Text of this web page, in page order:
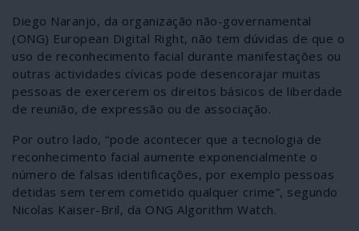
Diego Naranjo, da organização não-governamental
(ONG) European Digital Right, não tem dúvidas de que o
uso de reconhecimento facial durante manifestações ou
outras actividades cívicas pode desencorajar muitas
pessoas de exercerem os direitos básicos de liberdade
de reunião, de expressão ou de associação.
Por outro lado, “pode acontecer que a tecnologia de
reconhecimento facial aumente exponencialmente o
número de falsas identificações, por exemplo pessoas
detidas sem terem cometido qualquer crime”, segundo
Nicolas Kaiser-Bril, da ONG Algorithm Watch.